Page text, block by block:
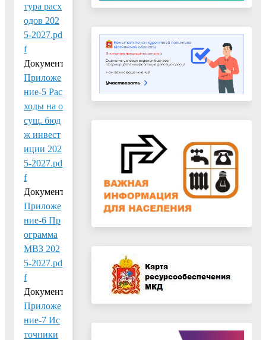
тура расх
одов 202
5-2027.pd
f
Документ:
Приложе
ние-5 Рас
ходы на о
сущ. бюд
ж инвест
иции 202
5-2027.pd
f
Документ:
Приложе
ние-6 Пр
ограмма
МВЗ 202
5-2027.pd
f
Документ:
Приложе
ние-7 Ис
точники